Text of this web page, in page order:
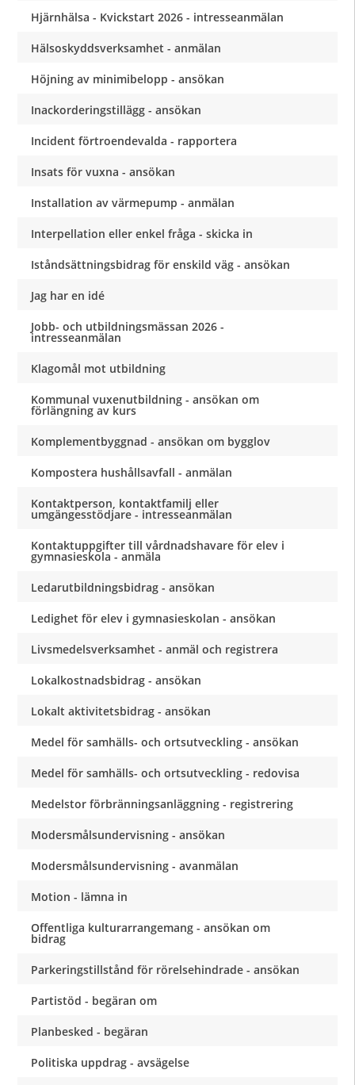
Hjärnhälsa - Kvickstart 2026 - intresseanmälan
Hälsoskyddsverksamhet - anmälan
Höjning av minimibelopp - ansökan
Inackorderingstillägg - ansökan
Incident förtroendevalda - rapportera
Insats för vuxna - ansökan
Installation av värmepump - anmälan
Interpellation eller enkel fråga - skicka in
Iståndsättningsbidrag för enskild väg - ansökan
Jag har en idé
Jobb- och utbildningsmässan 2026 -
intresseanmälan
Klagomål mot utbildning
Kommunal vuxenutbildning - ansökan om
förlängning av kurs
Komplementbyggnad - ansökan om bygglov
Kompostera hushållsavfall - anmälan
Kontaktperson, kontaktfamilj eller
umgängesstödjare - intresseanmälan
Kontaktuppgifter till vårdnadshavare för elev i
gymnasieskola - anmäla
Ledarutbildningsbidrag - ansökan
Ledighet för elev i gymnasieskolan - ansökan
Livsmedelsverksamhet - anmäl och registrera
Lokalkostnadsbidrag - ansökan
Lokalt aktivitetsbidrag - ansökan
Medel för samhälls- och ortsutveckling - ansökan
Medel för samhälls- och ortsutveckling - redovisa
Medelstor förbränningsanläggning - registrering
Modersmålsundervisning - ansökan
Modersmålsundervisning - avanmälan
Motion - lämna in
Offentliga kulturarrangemang - ansökan om
bidrag
Parkeringstillstånd för rörelsehindrade - ansökan
Partistöd - begäran om
Planbesked - begäran
Politiska uppdrag - avsägelse